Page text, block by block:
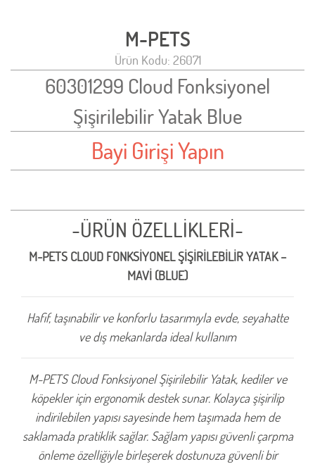
M-PETS
Ürün Kodu: 26071
60301299 Cloud Fonksiyonel
Şişirilebilir Yatak Blue
Bayi Girişi Yapın
-ÜRÜN ÖZELLİKLERİ-
M-PETS CLOUD FONKSİYONEL ŞİŞİRİLEBİLİR YATAK –
MAVİ (BLUE)
Hafif, taşınabilir ve konforlu tasarımıyla evde, seyahatte
ve dış mekanlarda ideal kullanım
M-PETS Cloud Fonksiyonel Şişirilebilir Yatak, kediler ve
köpekler için ergonomik destek sunar. Kolayca şişirilip
indirilebilen yapısı sayesinde hem taşımada hem de
saklamada pratiklik sağlar. Sağlam yapısı güvenli çarpma
önleme özelliğiyle birleşerek dostunuza güvenli bir